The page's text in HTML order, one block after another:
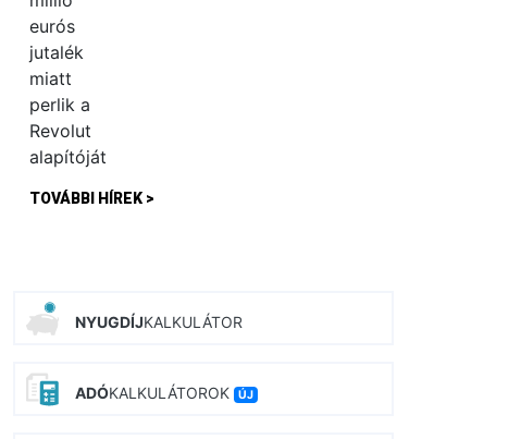
TOVÁBBI HÍREK >
NYUGDÍJKALKULÁTOR
ADÓKALKULÁTOROK ÚJ